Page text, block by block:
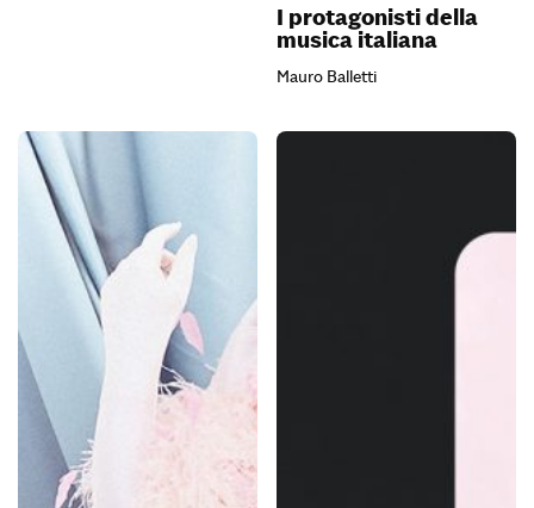
I protagonisti della
musica italiana
Mauro Balletti